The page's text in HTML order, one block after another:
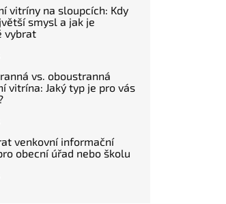
vitríny na sloupcích: Kdy
smysl a jak je
vybrat
vs. oboustranná
vitrína: Jaký typ je pro vás
venkovní informační
obecní úřad nebo školu